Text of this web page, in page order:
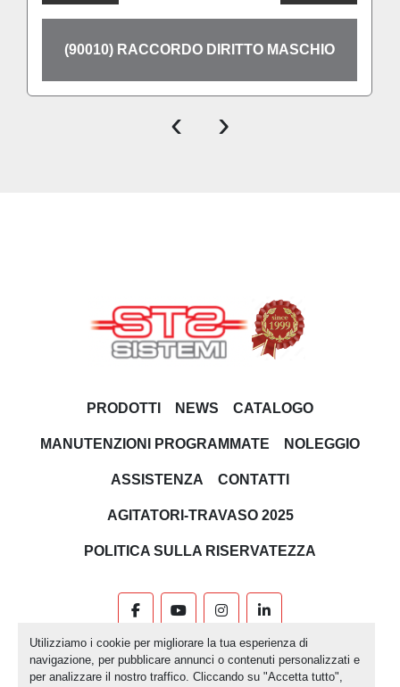
Utilizziamo i cookie per migliorare la tua esperienza di
navigazione, per pubblicare annunci o contenuti personalizzati e
per analizzare il nostro traffico. Cliccando su "Accetta tutto",
(90010) RACCORDO DIRITTO MASCHIO
‹ ›
PRODOTTI NEWS CATALOGO
MANUTENZIONI PROGRAMMATE NOLEGGIO
ASSISTENZA CONTATTI
AGITATORI-TRAVASO 2025
POLITICA SULLA RISERVATEZZA
facebookyoutubeinstagramlinkedin
Machinio Systemsito web diMachinio
Personalizza le preferenze sui Cookies